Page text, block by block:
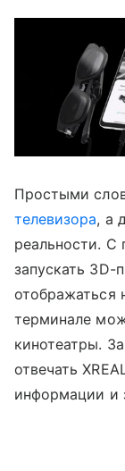
Простыми
телевизора, а
реальности. С
запускать 3D-
отображаться
терминале
кинотеатры.
отвечать
информации и